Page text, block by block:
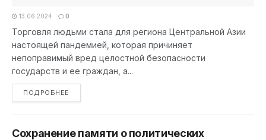
13.06.2024 0
Торговля людьми стала для региона Центральной Азии
настоящей пандемией, которая причиняет
непоправимый вред целостной безопасности
государств и ее граждан, а...
ПОДРОБНЕЕ
Сохранение памяти о политических